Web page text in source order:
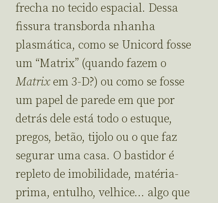
frecha no tecido espacial. Dessa
fissura transborda nhanha
plasmática, como se Unicord fosse
um “Matrix” (quando fazem o
Matrixem 3-D?) ou como se fosse
um papel de parede em que por
detrás dele está todo o estuque,
pregos, betão, tijolo ou o que faz
segurar uma casa. O bastidor é
repleto de imobilidade, matéria-
prima, entulho, velhice… algo que